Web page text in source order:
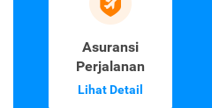
Asuransi
Perjalanan
Lihat Detail